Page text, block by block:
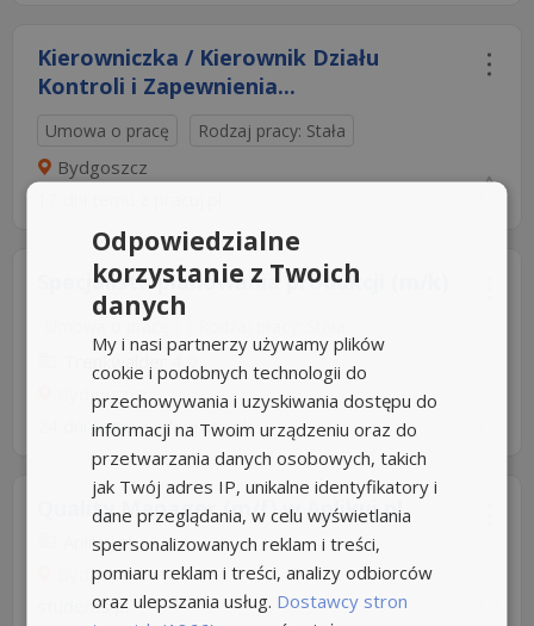
Kierowniczka / Kierownik Działu
Kontroli i Zapewnienia...
Umowa o pracę Rodzaj pracy: Stała
Bydgoszcz
Specjalista planowania produkcji (m/k)
Umowa o pracę
Trenkwalder
4,9
Bydgoszcz
24 dni temu zinfopraca.pl
Quality Manager (m/f) w Aplikuj.pl
Aplikuj.pl
Bydgoszcz
students.pl
Odpowiedzialne
korzystanie z Twoich
danych
My i nasi partnerzy używamy plików
cookie i podobnych technologii do
przechowywania i uzyskiwania dostępu do
informacji na Twoim urządzeniu oraz do
przetwarzania danych osobowych, takich
jak Twój adres IP, unikalne identyfikatory i
dane przeglądania, w celu wyświetlania
spersonalizowanych reklam i treści,
pomiaru reklam i treści, analizy odbiorców
oraz ulepszania usług. Dostawcy stron